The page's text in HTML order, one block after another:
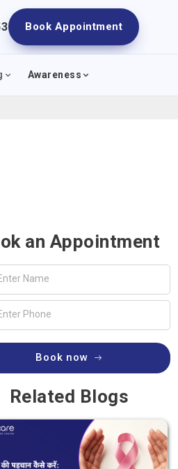
Book Appointment
Awareness
an Appointment
Book now
Related Blogs